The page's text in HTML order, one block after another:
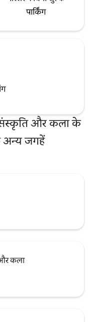
पार्किंग
संस्कृति और कला के
जगहें
और कला